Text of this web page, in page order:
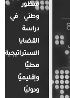
منظور
وطني في
دراسة
القضايا
الاستراتيجية
محليًا
وإقليميًا
ودوليًا